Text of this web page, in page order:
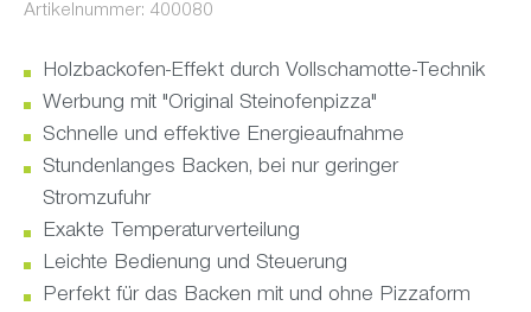
Artikelnummer: 400080
Holzbackofen-Effekt durch Vollschamotte-Technik
Werbung mit "Original Steinofenpizza"
Schnelle und effektive Energieaufnahme
Stundenlanges Backen, bei nur geringer
Stromzufuhr
Exakte Temperaturverteilung
Leichte Bedienung und Steuerung
Perfekt für das Backen mit und ohne Pizzaform